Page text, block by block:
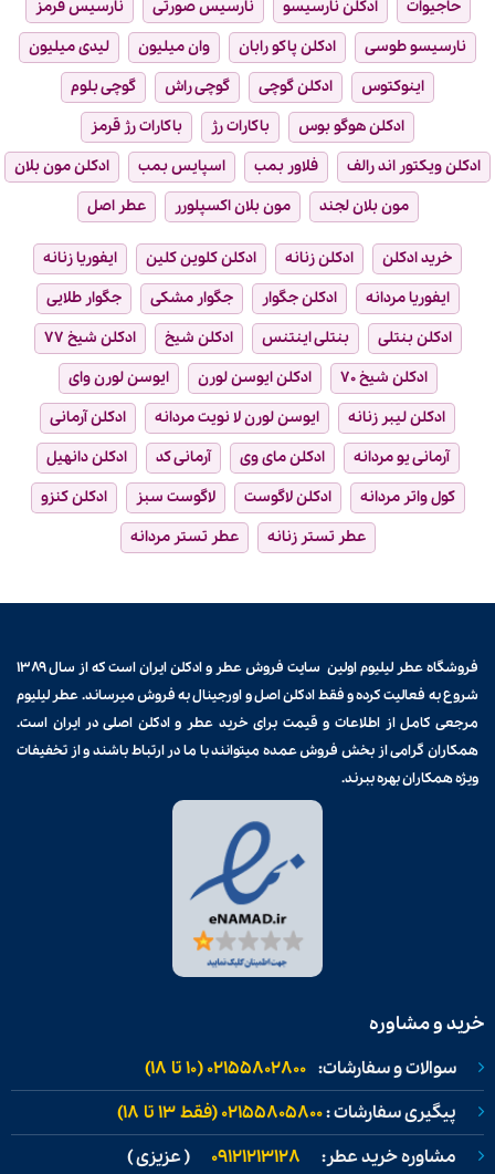
حاجیوات
ادکلن نارسیسو نارسیس صورتی
نارسیس قرمز
نارسیسو طوسی
ادکلن پاکو رابان وان میلیون
لیدی میلیون
اینوکتوس
ادکلن گوچی گوچی راش
گوچی بلوم
ادکلن هوگو بوس
باکارات رژ
باکارات رژ قرمز
ادکلن ویکتور اند رالف
فلاور بمب اسپایس بمب
ادکلن مون بلان
مون بلان لجند
مون بلان اکسپلورر عطر اصل
خرید ادکلن ادکلن زنانه ادکلن کلوین کلین
ایفوریا زنانه
ایفوریا مردانه
ادکلن جگوار جگوار مشکی
جگوار طلایی
ادکلن بنتلی
بنتلی اینتنس ادکلن شیخ
ادکلن شیخ ۷۷
ادکلن شیخ ۷۰
ادکلن ایوسن لورن
ایوسن لورن وای
ادکلن لیبر زنانه
ایوسن لورن لا نویت مردانه
ادکلن آرمانی
آرمانی یو مردانه
ادکلن مای وی آرمانی کد
ادکلن دانهیل
کول واتر مردانه
ادکلن لاگوست لاگوست سبز
ادکلن کنزو
عطر تستر زنانه
عطر تستر مردانه
فروشگاه عطر لیلیوم اولین سایت فروشعطر و ادکلن
ایران است که از سال ۱۳۸۹
شروع به فعالیت کرده و فقط ادکلن اصل و اورجینال به فروش میرساند. عطر لیلیوم
مرجعی کامل از اطلاعات و قیمت برایخرید عطر و ادکلن اصلی در ایران است.
همکاران گرامی از بخش فروش عمده میتوانند با ما در ارتباط باشند و از تخفیفات
ویژه همکاران بهره ببرند.
خرید و مشاوره
سوالات و سفارشات: 02155802800 (۱۰ تا ۱۸)
پیگیری سفارشات :02155805800 (فقط ۱۳ تا ۱۸)
مشاوره خرید عطر: 09121213128 ( عزیزی )